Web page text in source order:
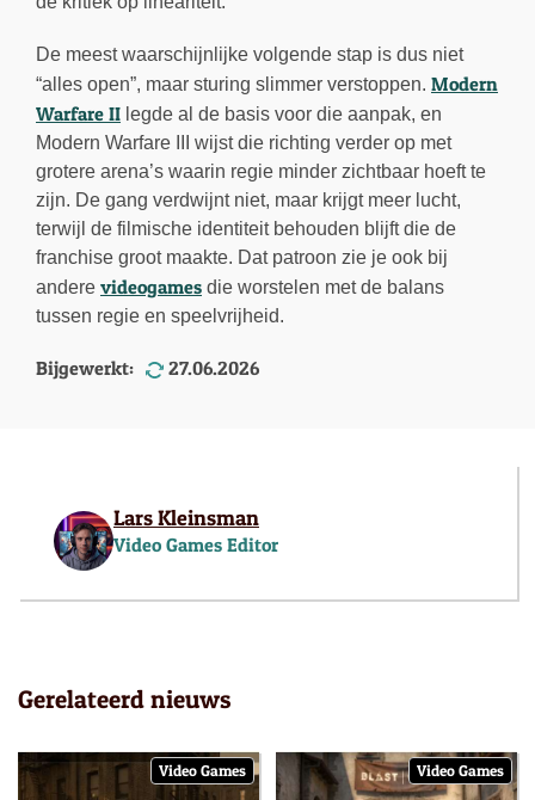
De meest waarschijnlijke volgende stap is dus niet
“alles open”, maar sturing slimmer verstoppen. Modern
Warfare II legde al de basis voor die aanpak, en
Modern Warfare III wijst die richting verder op met
grotere arena’s waarin regie minder zichtbaar hoeft te
zijn. De gang verdwijnt niet, maar krijgt meer lucht,
terwijl de filmische identiteit behouden blijft die de
franchise groot maakte. Dat patroon zie je ook bij
andere videogames die worstelen met de balans
tussen regie en speelvrijheid.
Bijgewerkt: 27.06.2026
Lars Kleinsman
Video Games Editor
Gerelateerd nieuws
Video Games Video Games